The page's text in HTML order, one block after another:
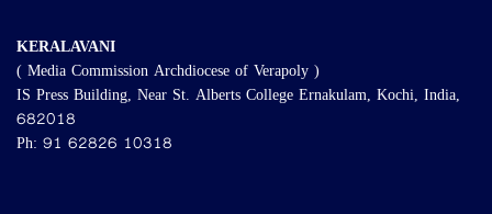
KERALAVANI
( Media Commission Archdiocese of Verapoly )
IS Press Building, Near St. Alberts College Ernakulam, Kochi, India,
682018
Ph: 91 62826 10318